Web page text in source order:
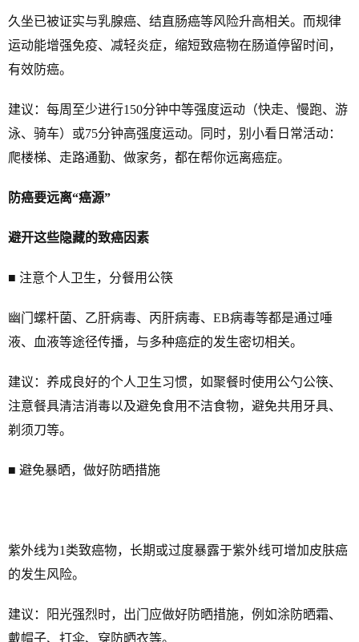
久坐已被证实与乳腺癌、结直肠癌等风险升高相关。而规律
运动能增强免疫、减轻炎症，缩短致癌物在肠道停留时间，
有效防癌。
建议：每周至少进行150分钟中等强度运动（快走、慢跑、游
泳、骑车）或75分钟高强度运动。同时，别小看日常活动：
爬楼梯、走路通勤、做家务，都在帮你远离癌症。
防癌要远离“癌源”
避开这些隐藏的致癌因素
■ 注意个人卫生，分餐用公筷
幽门螺杆菌、乙肝病毒、丙肝病毒、EB病毒等都是通过唾
液、血液等途径传播，与多种癌症的发生密切相关。
建议：养成良好的个人卫生习惯，如聚餐时使用公勺公筷、
注意餐具清洁消毒以及避免食用不洁食物，避免共用牙具、
剃须刀等。
■ 避免暴晒，做好防晒措施
紫外线为1类致癌物，长期或过度暴露于紫外线可增加皮肤癌
的发生风险。
建议：阳光强烈时，出门应做好防晒措施，例如涂防晒霜、
戴帽子、打伞、穿防晒衣等。